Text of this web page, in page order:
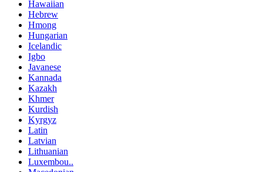
Hawaiian
Hebrew
Hmong
Hungarian
Icelandic
Igbo
Javanese
Kannada
Kazakh
Khmer
Kurdish
Kyrgyz
Latin
Latvian
Lithuanian
Luxembou..